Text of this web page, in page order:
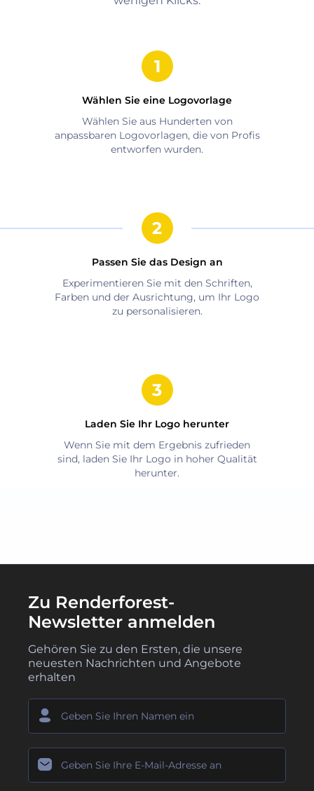
Wählen Sie eine Logovorlage
Wählen Sie aus Hunderten von
anpassbaren Logovorlagen, die von Profis
entworfen wurden.
Passen Sie das Design an
Experimentieren Sie mit den Schriften,
Farben und der Ausrichtung, um Ihr Logo
zu personalisieren.
Laden Sie Ihr Logo herunter
Wenn Sie mit dem Ergebnis zufrieden
sind, laden Sie Ihr Logo in hoher Qualität
herunter.
Zu Renderforest-
Newsletter anmelden
Gehören Sie zu den Ersten, die unsere
neuesten Nachrichten und Angebote
erhalten